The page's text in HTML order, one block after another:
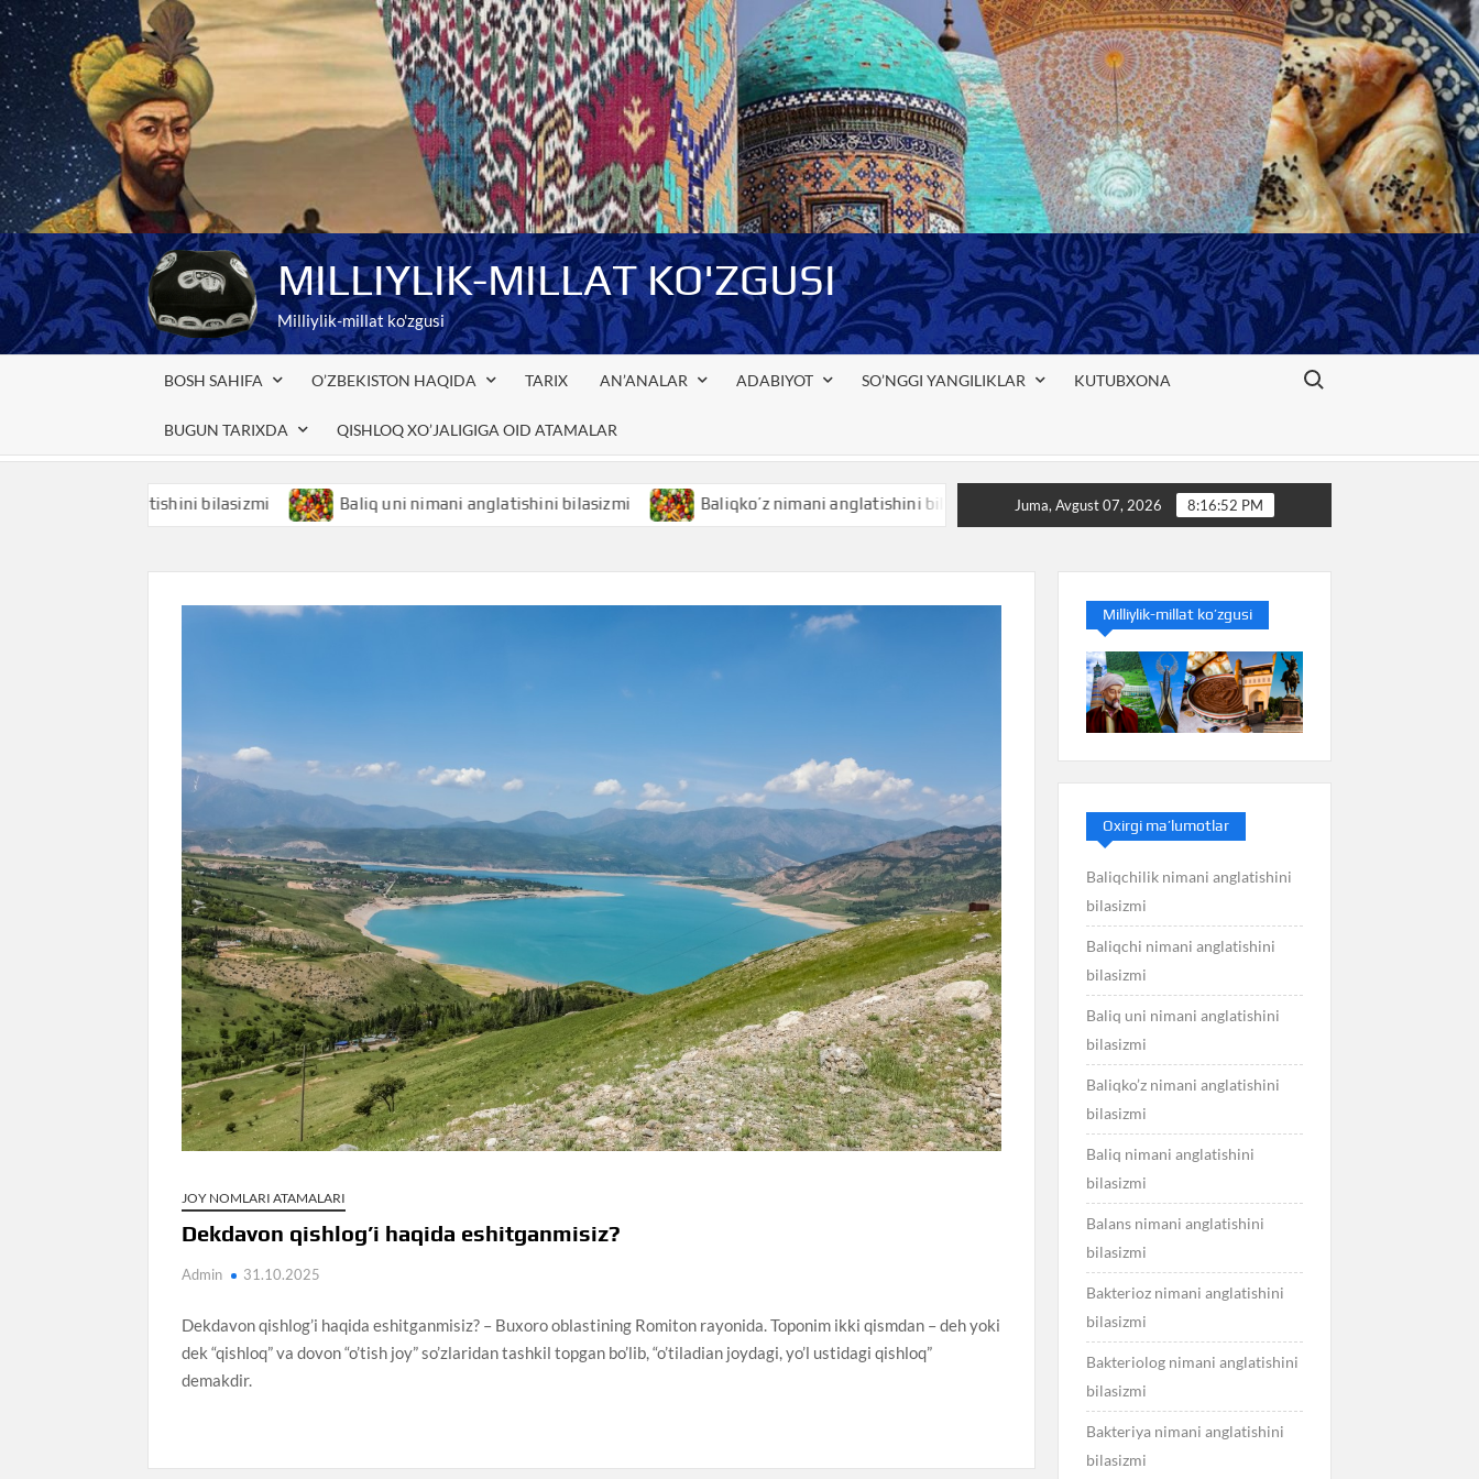
Skip
to
content
MILLIYLIK-MILLAT KO'ZGUSI
Milliylik-millat ko'zgusi
BOSH SAHIFA O’ZBEKISTON HAQIDA TARIX AN’ANALAR ADABIYOT SO’NGGI YANGILIKLAR KUTUBXONA
BUGUN TARIXDA QISHLOQ XO’JALIGIGA OID ATAMALAR
Search for:
anglatishini bilasizmi Baliq uni nimani anglatishini bilasizmi Baliqko’z nimani anglatishini bilasizmi Baliq nimani anglatishini bilasizmi
Juma, Avgust 07, 2026 8:16:52 PM
JOY NOMLARI ATAMALARI
Dekdavon qishlog’i haqida eshitganmisiz?
Admin 31.10.2025
Dekdavon qishlog’i haqida eshitganmisiz? – Buxoro oblastining Romiton rayonida. Toponim ikki qismdan – deh yoki
dek “qishloq” va dovon “o’tish joy” so’zlaridan tashkil topgan bo’lib, “o’tiladian joydagi, yo’l ustidagi qishloq”
demakdir.
Milliylik-millat ko’zgusi
Oxirgi ma’lumotlar
Baliqchilik nimani anglatishini
bilasizmi
Baliqchi nimani anglatishini
bilasizmi
Baliq uni nimani anglatishini
bilasizmi
Baliqko’z nimani anglatishini
bilasizmi
Baliq nimani anglatishini
bilasizmi
Balans nimani anglatishini
bilasizmi
Bakterioz nimani anglatishini
bilasizmi
Bakteriolog nimani anglatishini
bilasizmi
Bakteriya nimani anglatishini
bilasizmi